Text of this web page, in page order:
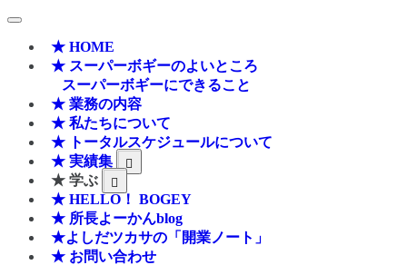
★ HOME
★ スーパーボギーのよいところ
スーパーボギーにできること
★ 業務の内容
★ 私たちについて
★ トータルスケジュールについて
★ 実績集
★ 学ぶ
★ HELLO！ BOGEY
★ 所長よーかんblog
★よしだツカサの「開業ノート」
★ お問い合わせ